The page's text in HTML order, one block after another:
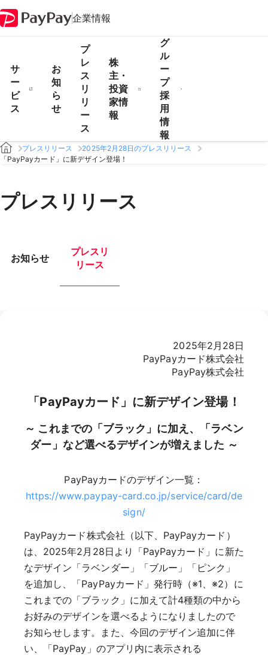
企業情報
サ
ー
ビ
ス
お
知
ら
せ
プ
レ
ス
リ
リ
ー
ス
株
主・
投資
家情
報
グ
ル
ー
プ
採
用
情
報
プレスリリース
2025年2月28日のプレスリリース
「PayPayカード」に新デザイン登場！
プレスリリース
お知らせ
プレスリ
リース
2025年2月28日
PayPayカード株式会社
PayPay株式会社
「PayPayカード」に新デザイン登場！
～ これまでの「ブラック」に加え、「ラベン
ダー」など選べるデザインが増えました ～
PayPayカードのデザイン一覧：
https://www.paypay-card.co.jp/service/card/de
sign/
PayPayカード株式会社（以下、PayPayカード）
は、2025年2月28日より「PayPayカード」に新た
なデザイン「ラベンダー」「ブルー」「ピンク」
を追加し、「PayPayカード」発行時（※1、※2）に
これまでの「ブラック」に加えて計4種類の中から
お好みのデザインを選べるようになりましたので
お知らせします。また、今回のデザイン追加に伴
い、「PayPay」のアプリ内に表示される